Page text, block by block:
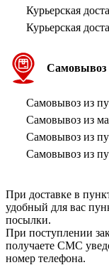
Курьерская
Курьерская
Самовывоз
Самовывоз из
Самовывоз из
Самовывоз из
Самовывоз из
При доставке в
удобный для вас
посылки.
При поступлении
получаете СМС
номер телефона.